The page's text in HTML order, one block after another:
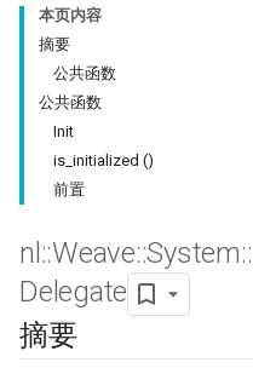
本页内容
摘要
公共函数
公共函数
Init
is_initialized ()
前置
nl ::Weave::System::
Delegate
摘要